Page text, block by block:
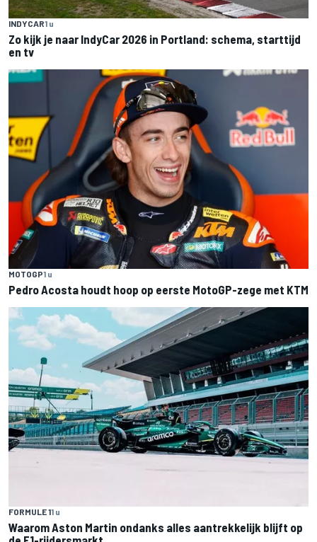
INDYCAR1 u
Zo kijk je naar IndyCar 2026 in Portland: schema, starttijd
en tv
MOTOGP1 u
Pedro Acosta houdt hoop op eerste MotoGP-zege met KTM
FORMULE 11 u
Waarom Aston Martin ondanks alles aantrekkelijk blijft op